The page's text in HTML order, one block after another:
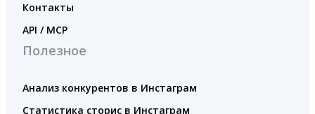
Контакты
API / MCP
Полезное
Анализ конкурентов в Инстаграм
Статистика сторис в Инстаграм